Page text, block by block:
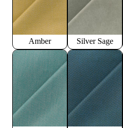
Amber Silver Sage